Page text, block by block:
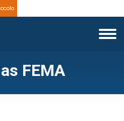
FEMA